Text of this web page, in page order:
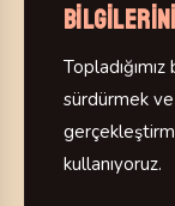
sürdürmek
kullanıyoruz.